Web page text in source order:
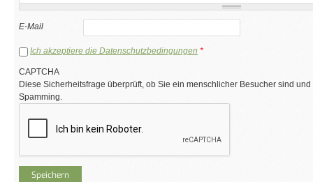
E-Mail
Ich akzeptiere die Datenschutzbedingungen *
CAPTCHA
Diese Sicherheitsfrage überprüft, ob Sie ein menschlicher Besucher sind
Spamming.